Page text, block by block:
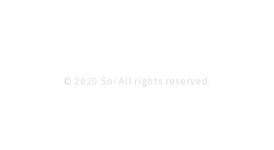
© 2020 Soi All rights reserved.